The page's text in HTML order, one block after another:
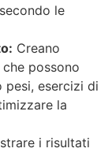
le
Creano
possono
pesi, esercizi di
la
i risultati